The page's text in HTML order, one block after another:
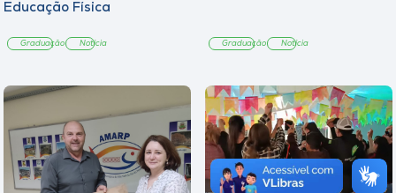
Educação Física
Graduação Notícia Graduação Notícia